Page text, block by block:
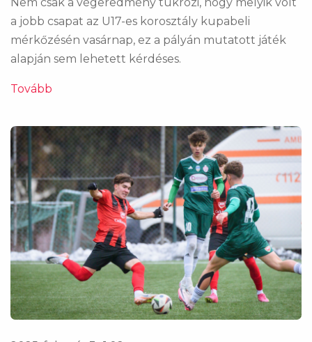
a jobb csapat az U17-es korosztály kupabeli
mérkőzésén vasárnap, ez a pályán mutatott játék
alapján sem lehetett kérdéses.
Tovább